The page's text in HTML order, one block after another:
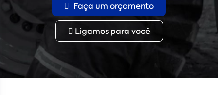
Faça um orçamento
Ligamos para você